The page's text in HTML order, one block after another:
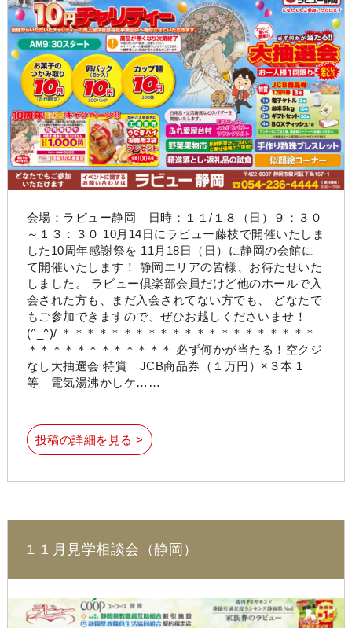
会場：ラビュー静岡 日時：１１/１８（日）９：３０
～１３：３０ 10月14日にラビュー藤枝で開催いたしま
した10周年感謝祭を 11月18日（日）に静岡の会館に
て開催いたします！ 静岡エリアの皆様、お待たせいた
しました。 ラビュー倶楽部会員だけど他のホールで入
会された方も、まだ入会されてない方でも、 どなたで
もご参加できますので、ぜひお越しくださいませ！
(^_^)/ ＊＊＊＊＊＊＊＊＊＊＊＊＊＊＊＊＊＊＊＊＊
＊＊＊＊＊＊＊＊＊＊＊＊ 必ず何かが当たる！空クジ
なし大抽選会 特賞 JCB商品券（１万円）×３本 1
等 電気湯沸かしケ……
投稿の詳細を見る >
１１月見学相談会（静岡）